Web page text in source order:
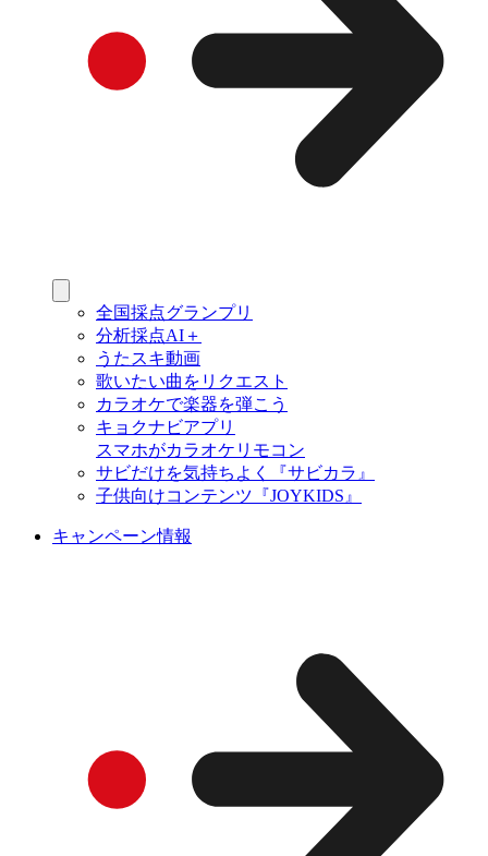
全国採点グランプリ
分析採点AI＋
うたスキ動画
歌いたい曲をリクエスト
カラオケで楽器を弾こう
キョクナビアプリ
スマホがカラオケリモコン
サビだけを気持ちよく『サビカラ』
子供向けコンテンツ『JOYKIDS』
キャンペーン情報